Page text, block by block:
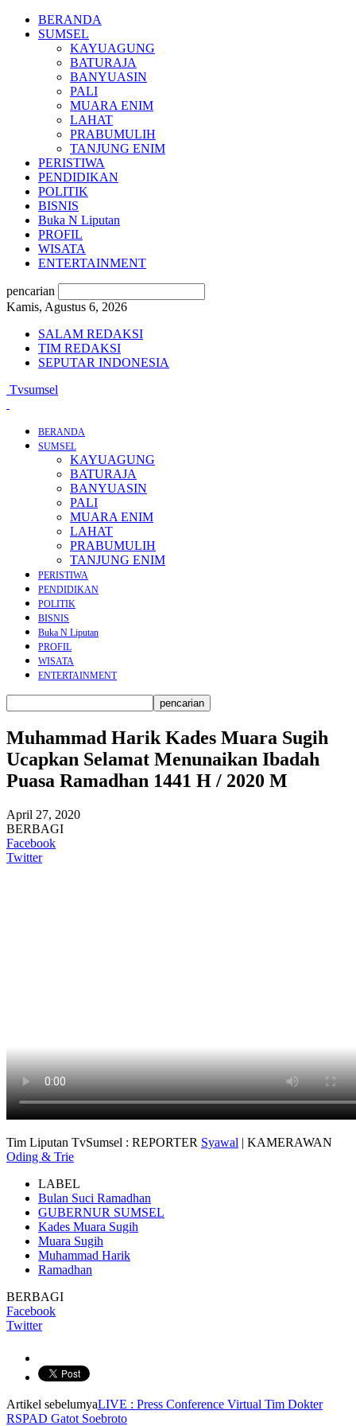
BERANDA
SUMSEL
KAYUAGUNG
BATURAJA
BANYUASIN
PALI
MUARA ENIM
LAHAT
PRABUMULIH
TANJUNG ENIM
PERISTIWA
PENDIDIKAN
POLITIK
BISNIS
Buka N Liputan
PROFIL
WISATA
ENTERTAINMENT
pencarian
Kamis, Agustus 6, 2026
SALAM REDAKSI
TIM REDAKSI
SEPUTAR INDONESIA
Tvsumsel
BERANDA
SUMSEL
KAYUAGUNG
BATURAJA
BANYUASIN
PALI
MUARA ENIM
LAHAT
PRABUMULIH
TANJUNG ENIM
PERISTIWA
PENDIDIKAN
POLITIK
BISNIS
Buka N Liputan
PROFIL
WISATA
ENTERTAINMENT
Muhammad Harik Kades Muara Sugih
Ucapkan Selamat Menunaikan Ibadah
Puasa Ramadhan 1441 H / 2020 M
April 27, 2020
BERBAGI
Facebook
Twitter
Tim Liputan TvSumsel : REPORTER Syawal | KAMERAWAN
Oding & Trie
LABEL
Bulan Suci Ramadhan
GUBERNUR SUMSEL
Kades Muara Sugih
Muara Sugih
Muhammad Harik
Ramadhan
BERBAGI
Facebook
Twitter
Artikel sebelumyaLIVE : Press Conference Virtual Tim Dokter
RSPAD Gatot Soebroto